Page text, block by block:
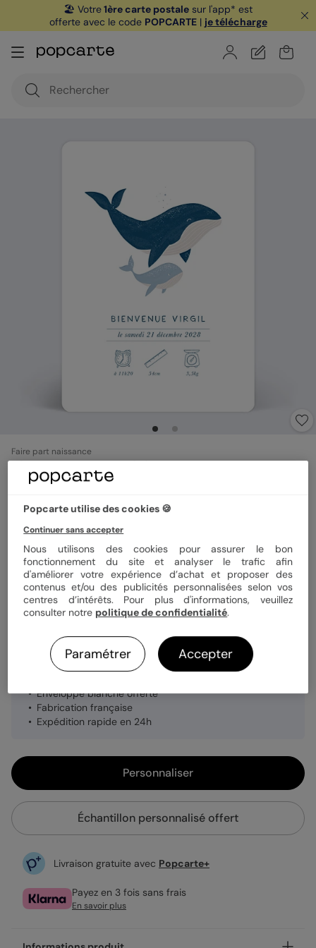
🏖️ Votre1ère carte postale sur l'app* est
offerte avec le code POPCARTE| je télécharge
Faire part naissance
Pictogrammes Baleineau
Format
Papier Papier Satiné
Quantité Échantillon personnalisé
Enveloppe blanche offerte
Fabrication française
Expédition rapide en 24h
Personnaliser
Échantillon personnalisé offert
Livraison gratuite avec Popcarte+
Payez en 3 fois sans frais
En savoir plus
Popcarte utilise des cookies 🍪
Continuer sans accepter
Nous utilisons des cookies pour assurer le bon
fonctionnement du site et analyser le trafic afin
d'améliorer votre expérience d’achat et proposer des
contenus et/ou des publicités personnalisées selon vos
centres d’intérêts. Pour plus d'informations, veuillez
consulter notre politique de confidentialité.
Paramétrer Accepter